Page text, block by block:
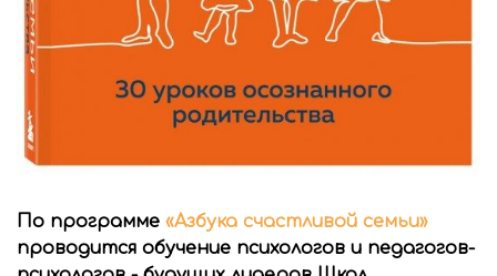
По программе «Азбука счастливой семьи»
проводится обучение психологов и педагогов-